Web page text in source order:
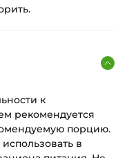
к
рекомендуется
порцию.
в